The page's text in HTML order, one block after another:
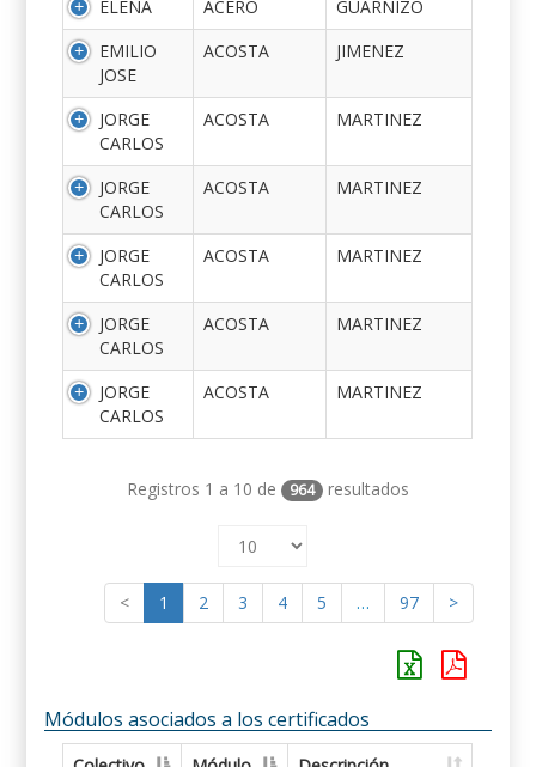
ELENA ACERO
GUARNIZO
EMILIO
JOSE
ACOSTA JIMENEZ
JORGE
CARLOS
ACOSTA MARTINEZ
JORGE
CARLOS
ACOSTA MARTINEZ
JORGE
CARLOS
ACOSTA MARTINEZ
JORGE
CARLOS
ACOSTA MARTINEZ
JORGE
CARLOS
ACOSTA MARTINEZ
Registros 1 a 10 de 964 resultados
< 1 2 3 4 5 … 97 >
Módulos asociados a los certificados